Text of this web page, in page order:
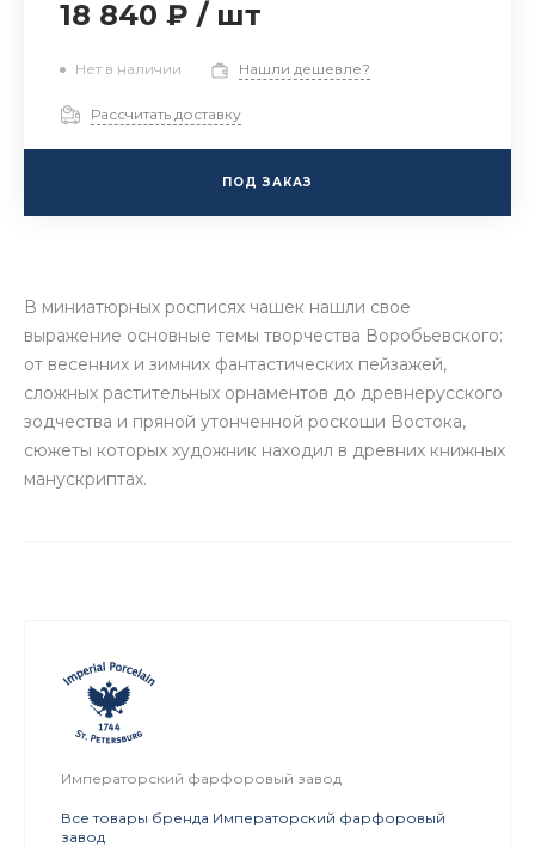
18 840 ₽ / шт
Нет в наличии Нашли дешевле?
Рассчитать доставку
ПОД ЗАКАЗ
В миниатюрных росписях чашек нашли свое
выражение основные темы творчества Воробьевского:
от весенних и зимних фантастических пейзажей,
сложных растительных орнаментов до древнерусского
зодчества и пряной утонченной роскоши Востока,
сюжеты которых художник находил в древних книжных
манускриптах.
Императорский фарфоровый завод
Все товары бренда Императорский фарфоровый
завод